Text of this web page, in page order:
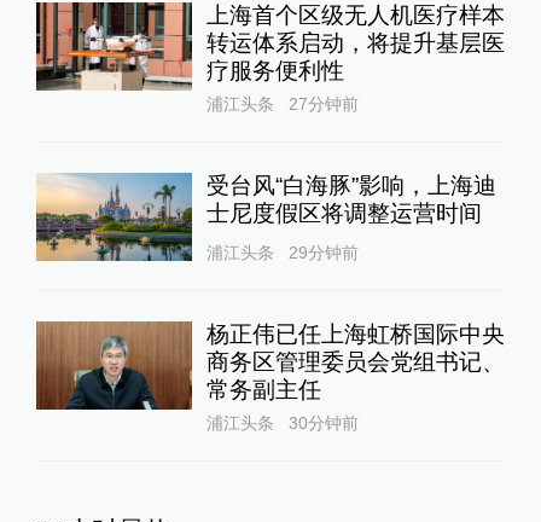
上海首个区级无人机医疗样本
转运体系启动，将提升基层医
疗服务便利性
浦江头条 27分钟前
受台风“白海豚”影响，上海迪
士尼度假区将调整运营时间
浦江头条 29分钟前
杨正伟已任上海虹桥国际中央
商务区管理委员会党组书记、
常务副主任
浦江头条 30分钟前